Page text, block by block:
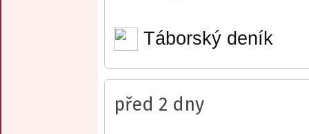
Táborský deník
před 2 dny